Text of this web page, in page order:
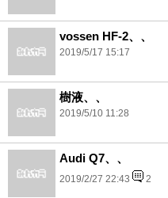
vossen HF-2、、
2019/5/17 15:17
樹液、、
2019/5/10 11:28
Audi Q7、、
2019/2/27 22:43 2